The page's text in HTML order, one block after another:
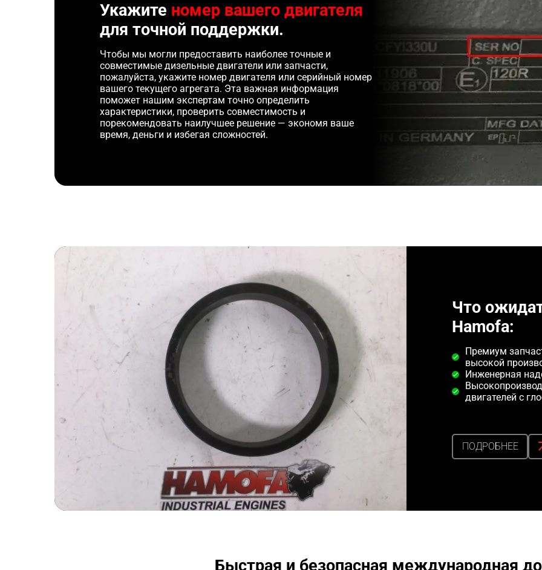
Укажите номер вашего двигателя
для точной поддержки.
Чтобы мы могли предоставить наиболее точные и
совместимые дизельные двигатели или запчасти,
пожалуйста, укажите номер двигателя или серийный номер
вашего текущего агрегата. Эта важная информация
поможет нашим экспертам точно определить
характеристики, проверить совместимость и
порекомендовать наилучшее решение — экономя ваше
время, деньги и избегая сложностей.
Что
Hamofa:
Премиум
высокой
Инженерная
двигателей с
ПОДРОБНЕЕ
Быстрая и безопасная международная